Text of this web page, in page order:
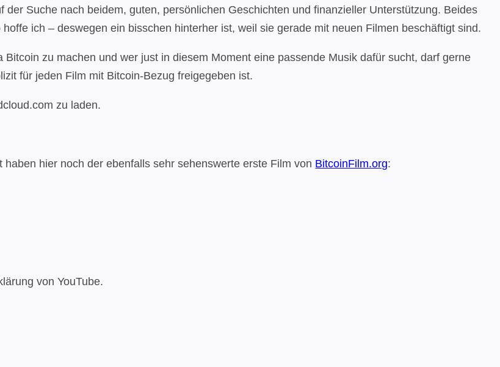
Suche nach beidem, guten, persönlichen Geschichten und finanzieller Unterstützung. Beides
ich – deswegen ein bisschen hinterher ist, weil sie gerade mit neuen Filmen beschäftigt sind.
zu machen und wer just in diesem Moment eine passende Musik dafür sucht, darf gerne
für jeden Film mit Bitcoin-Bezug freigegeben ist.
zu laden.
hier noch der ebenfalls sehr sehenswerte erste Film von BitcoinFilm.org:
von YouTube.